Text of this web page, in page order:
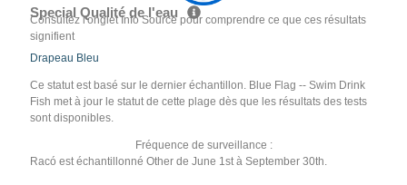
Special Qualité de l'eau
Consultez l'onglet Info Source pour comprendre ce que ces résultats
signifient
Drapeau Bleu
Ce statut est basé sur le dernier échantillon. Blue Flag -- Swim Drink
Fish met à jour le statut de cette plage dès que les résultats des tests
sont disponibles.
Fréquence de surveillance :
Racó est échantillonné Other de June 1st à September 30th.